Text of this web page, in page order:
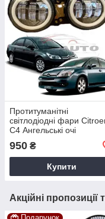
Протитуманітні
світлодіодні фари
С4 Ангельські очі
950 ₴
Купити
Акційні пропозиції